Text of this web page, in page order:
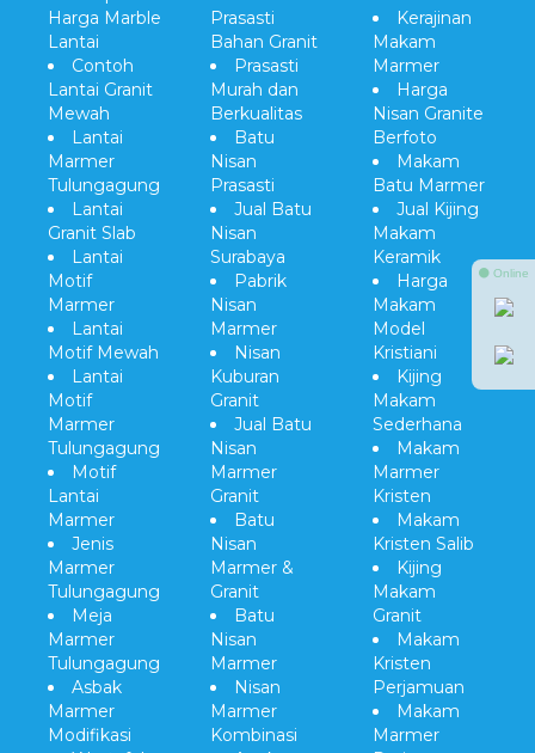
Harga Marble
Lantai
Contoh
Lantai Granit
Mewah
Lantai
Marmer
Tulungagung
Lantai
Granit Slab
Lantai
Motif
Marmer
Lantai
Motif Mewah
Lantai
Motif
Marmer
Tulungagung
Motif
Lantai
Marmer
Jenis
Marmer
Tulungagung
Meja
Marmer
Tulungagung
Asbak
Marmer
Modifikasi
Prasasti
Bahan Granit
Prasasti
Murah dan
Berkualitas
Batu
Nisan
Prasasti
Jual Batu
Nisan
Surabaya
Pabrik
Nisan
Marmer
Nisan
Kuburan
Granit
Jual Batu
Nisan
Marmer
Granit
Batu
Nisan
Marmer &
Granit
Batu
Nisan
Marmer
Nisan
Marmer
Kombinasi
Kerajinan
Makam
Marmer
Harga
Nisan Granite
Berfoto
Makam
Batu Marmer
Jual Kijing
Makam
Keramik
Harga
Makam
Model
Kristiani
Kijing
Makam
Sederhana
Makam
Marmer
Kristen
Makam
Kristen Salib
Kijing
Makam
Granit
Makam
Kristen
Perjamuan
Makam
Marmer
⚫ Online